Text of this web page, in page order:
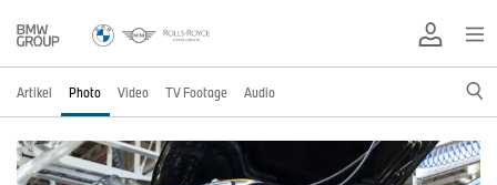
Artikel Photo Video TV Footage Audio